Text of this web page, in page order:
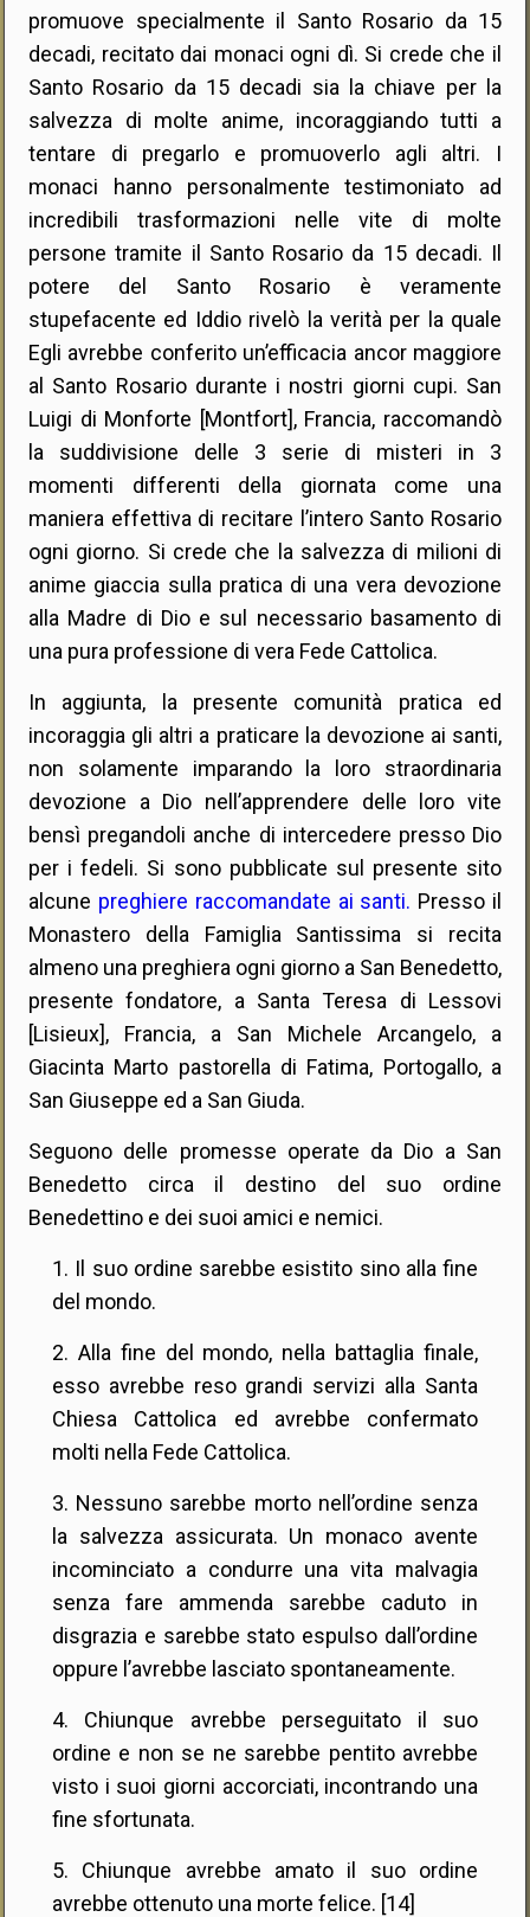
promuove specialmente il Santo Rosario da 15
decadi, recitato dai monaci ogni dì. Si crede che il
Santo Rosario da 15 decadi sia la chiave per la
salvezza di molte anime, incoraggiando tutti a
tentare di pregarlo e promuoverlo agli altri. I
monaci hanno personalmente testimoniato ad
incredibili trasformazioni nelle vite di molte
persone tramite il Santo Rosario da 15 decadi. Il
potere del Santo Rosario è veramente
stupefacente ed Iddio rivelò la verità per la quale
Egli avrebbe conferito un’efficacia ancor maggiore
al Santo Rosario durante i nostri giorni cupi. San
Luigi di Monforte [Montfort], Francia, raccomandò
la suddivisione delle 3 serie di misteri in 3
momenti differenti della giornata come una
maniera effettiva di recitare l’intero Santo Rosario
ogni giorno. Si crede che la salvezza di milioni di
anime giaccia sulla pratica di una vera devozione
alla Madre di Dio e sul necessario basamento di
una pura professione di vera Fede Cattolica.
In aggiunta, la presente comunità pratica ed
incoraggia gli altri a praticare la devozione ai santi,
non solamente imparando la loro straordinaria
devozione a Dio nell’apprendere delle loro vite
bensì pregandoli anche di intercedere presso Dio
per i fedeli. Si sono pubblicate sul presente sito
alcune preghiere raccomandate ai santi. Presso il
Monastero della Famiglia Santissima si recita
almeno una preghiera ogni giorno a San Benedetto,
presente fondatore, a Santa Teresa di Lessovi
[Lisieux], Francia, a San Michele Arcangelo, a
Giacinta Marto pastorella di Fatima, Portogallo, a
San Giuseppe ed a San Giuda.
Seguono delle promesse operate da Dio a San
Benedetto circa il destino del suo ordine
Benedettino e dei suoi amici e nemici.
1. Il suo ordine sarebbe esistito sino alla fine
del mondo.
2. Alla fine del mondo, nella battaglia finale,
esso avrebbe reso grandi servizi alla Santa
Chiesa Cattolica ed avrebbe confermato
molti nella Fede Cattolica.
3. Nessuno sarebbe morto nell’ordine senza
la salvezza assicurata. Un monaco avente
incominciato a condurre una vita malvagia
senza fare ammenda sarebbe caduto in
disgrazia e sarebbe stato espulso dall’ordine
oppure l’avrebbe lasciato spontaneamente.
4. Chiunque avrebbe perseguitato il suo
ordine e non se ne sarebbe pentito avrebbe
visto i suoi giorni accorciati, incontrando una
fine sfortunata.
5. Chiunque avrebbe amato il suo ordine
avrebbe ottenuto una morte felice. [14]